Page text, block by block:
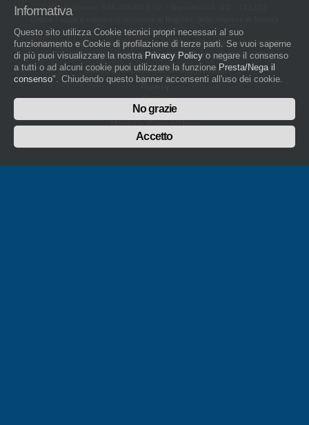
Capitale Sociale: 526.000,00 € i.v. - Numero REA: NO - 173322
Codice fiscale e numero di iscrizione al Registro delle Imprese di Novara
01436930034
artigiani.it è registrato nel Registro della Stampa Periodica con il nr. 562
con Decreto del Presidente del Tribunale di Novara del 07/03/13
Direttore Responsabile: Amleto Impaloni
Privacy
Cookie
Whistleblowing
Manuale d'uso del logo
Policy sulla Parità di genere
Informativa
Questo sito utilizza Cookie tecnici propri necessari al suo
funzionamento e Cookie di profilazione di terze parti. Se vuoi saperne
di più puoi visualizzare la nostra Privacy Policy o negare il consenso
a tutti o ad alcuni cookie puoi utilizzare la funzione Presta/Nega il
consenso". Chiudendo questo banner acconsenti all'uso dei cookie.
No grazie
Accetto